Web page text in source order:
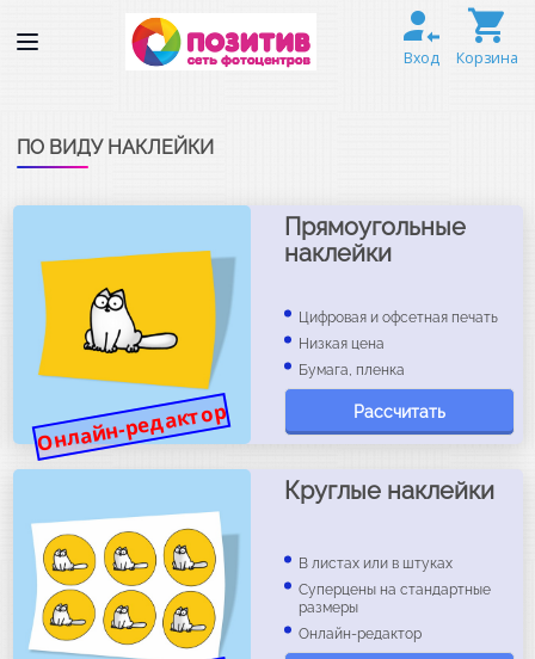
Вход Корзина
ПО ВИДУ НАКЛЕЙКИ
Онлайн-редактор
Прямоугольные
наклейки
Цифровая и офсетная печать
Низкая цена
Бумага, пленка
Рассчитать
Круглые наклейки
В листах или в штуках
Суперцены на стандартные
размеры
Онлайн-редактор